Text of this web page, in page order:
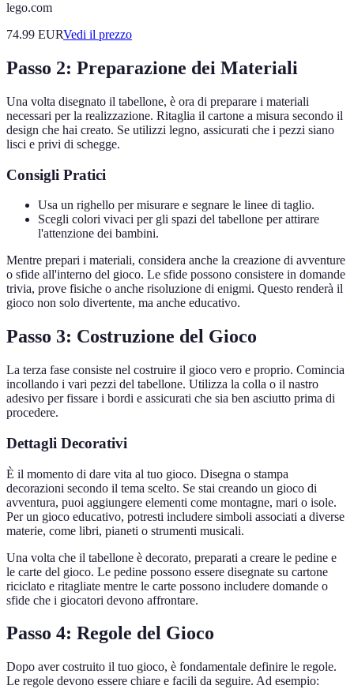
lego.com
74.99 EURVedi il prezzo
Passo 2: Preparazione dei Materiali
Una volta disegnato il tabellone, è ora di preparare i materiali
necessari per la realizzazione. Ritaglia il cartone a misura secondo il
design che hai creato. Se utilizzi legno, assicurati che i pezzi siano
lisci e privi di schegge.
Consigli Pratici
Usa un righello per misurare e segnare le linee di taglio.
Scegli colori vivaci per gli spazi del tabellone per attirare
l'attenzione dei bambini.
Mentre prepari i materiali, considera anche la creazione di avventure
o sfide all'interno del gioco. Le sfide possono consistere in domande
trivia, prove fisiche o anche risoluzione di enigmi. Questo renderà il
gioco non solo divertente, ma anche educativo.
Passo 3: Costruzione del Gioco
La terza fase consiste nel costruire il gioco vero e proprio. Comincia
incollando i vari pezzi del tabellone. Utilizza la colla o il nastro
adesivo per fissare i bordi e assicurati che sia ben asciutto prima di
procedere.
Dettagli Decorativi
È il momento di dare vita al tuo gioco. Disegna o stampa
decorazioni secondo il tema scelto. Se stai creando un gioco di
avventura, puoi aggiungere elementi come montagne, mari o isole.
Per un gioco educativo, potresti includere simboli associati a diverse
materie, come libri, pianeti o strumenti musicali.
Una volta che il tabellone è decorato, preparati a creare le pedine e
le carte del gioco. Le pedine possono essere disegnate su cartone
riciclato e ritagliate mentre le carte possono includere domande o
sfide che i giocatori devono affrontare.
Passo 4: Regole del Gioco
Dopo aver costruito il tuo gioco, è fondamentale definire le regole.
Le regole devono essere chiare e facili da seguire. Ad esempio: